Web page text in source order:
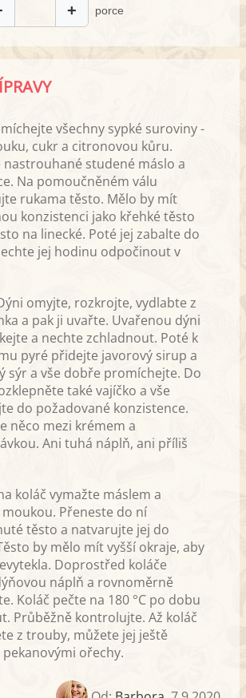
+ porce
všechny sypké suroviny -
cukr a citronovou kůru.
nastrouhané studené máslo a
Na pomoučněném válu
rukama těsto. Mělo by mít
konzistenci jako křehké těsto
na linecké. Poté jej zabalte do
jej hodinu odpočinout v
omyjte, rozkrojte, vydlabte z
a pak ji uvařte. Uvařenou dýni
a nechte zchladnout. Poté k
pyré přidejte javorový sirup a
sýr a vše dobře promíchejte. Do
také vajíčko a vše
do požadované konzistence.
něco mezi krémem a
Ani tuhá náplň, ani příliš
koláč vymažte máslem a
Přeneste do ní
těsto a natvarujte jej do
by mělo mít vyšší okraje, aby
Doprostřed koláče
náplň a rovnoměrně
Koláč pečte na 180 °C po dobu
Průběžně kontrolujte. Až koláč
z trouby, můžete jej ještě
ořechy.